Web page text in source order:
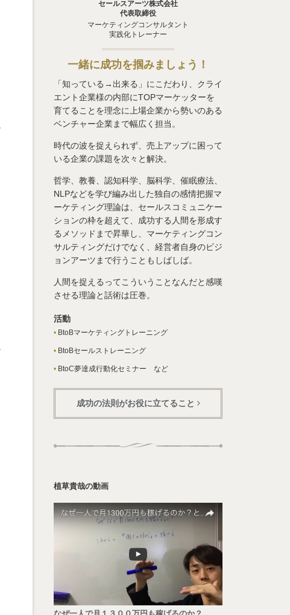
セールスアーツ株式会社
代表取締役
マーケティングコンサルタント
実践化トレーナー
一緒に成功を掴みましょう！
「知っている→出来る」にこだわり、クライ
エント企業様の内部にTOPマーケッターを
育てることを理念に上場企業から勢いのある
ベンチャー企業まで幅広く担当。
時代の波を捉えられず、売上アップに困って
いる企業の課題を次々と解決。
哲学、教養、認知科学、脳科学、催眠療法、
NLPなどを学び編み出した独自の感情把握マ
ーケティング理論は、セールスコミュニケー
ションの枠を超えて、成功する人間を形成す
るメソッドまで昇華し、マーケティングコン
サルティングだけでなく、経営者自身のビジ
ョンアーツまで行うこともしばしば。
人間を捉えるってこういうことなんだと感嘆
させる理論と話術は圧巻。
活動
BtoBマーケティングトレーニング
BtoBセールストレーニング
BtoC夢達成行動化セミナー など
成功の法則がお役に立てること
植草貴哉の動画